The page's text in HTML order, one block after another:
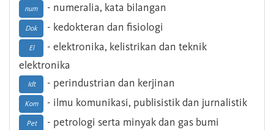
num - numeralia, kata bilangan
Dok - kedokteran dan fisiologi
El
- elektronika, kelistrikan dan teknik
elektronika
Idt - perindustrian dan kerjinan
Kom - ilmu komunikasi, publisistik dan jurnalistik
Pet - petrologi serta minyak dan gas bumi